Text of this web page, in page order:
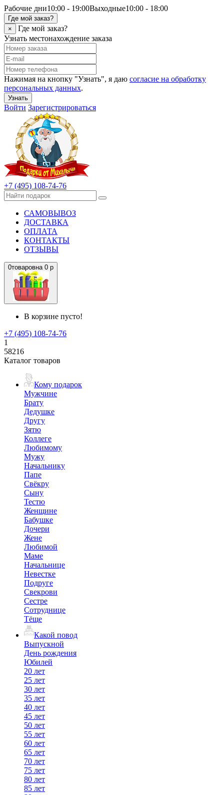
Рабочие дни10:00 - 19:00Выходные10:00 - 18:00
Где мой заказ?
×
Где мой заказ?
Узнать местонахождение заказа
Нажимая на кнопку "Узнать", я даю согласие на обработку
персональных данных.
Узнать
Войти Зарегистрироваться
+7 (495) 108-74-76
САМОВЫВОЗ
ДОСТАВКА
ОПЛАТА
КОНТАКТЫ
ОТЗЫВЫ
0товаровна 0 р
В корзине пусто!
+7 (495) 108-74-76
1
58216
Каталог товаров
Кому подарок
Мужчине
Брату
Дедушке
Другу
Зятю
Коллеге
Любимому
Мужу
Начальнику
Папе
Свёкру
Сыну
Тестю
Женщине
Бабушке
Дочери
Жене
Любимой
Маме
Начальнице
Невестке
Подруге
Свекрови
Сестре
Сотруднице
Тёще
Какой повод
Выпускной
День рождения
Юбилей
20 лет
25 лет
30 лет
35 лет
40 лет
45 лет
50 лет
55 лет
60 лет
65 лет
70 лет
75 лет
80 лет
85 лет